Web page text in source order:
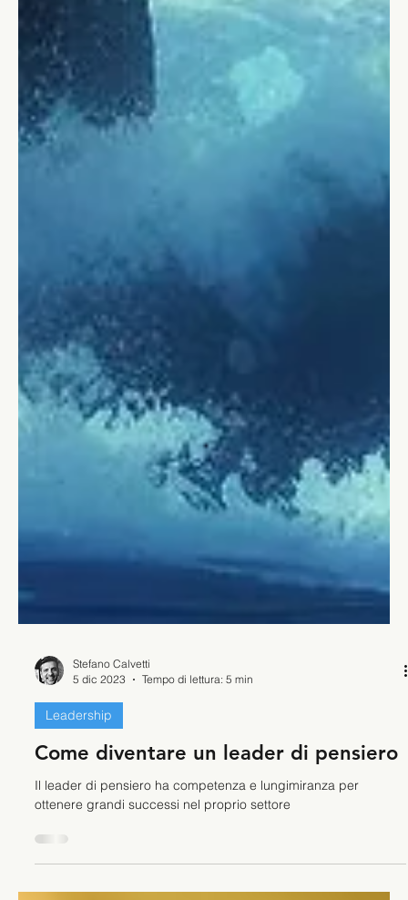
Stefano Calvetti
5 dic 2023
Leadership
Come diventare un leader di pensiero
ottenere grandi successi nel proprio settore